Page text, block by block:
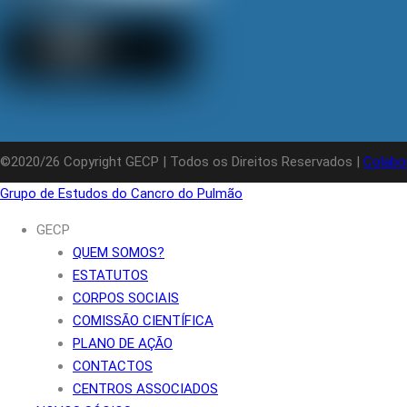
©2020/26 Copyright GECP | Todos os Direitos Reservados |
Grupo de Estudos do Cancro do Pulmão
GECP
QUEM SOMOS?
ESTATUTOS
CORPOS SOCIAIS
COMISSÃO CIENTÍFICA
PLANO DE AÇÃO
CONTACTOS
CENTROS ASSOCIADOS